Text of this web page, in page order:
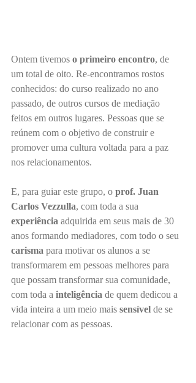
Ontem tivemos o primeiro encontro, de
um total de oito. Re-encontramos rostos
conhecidos: do curso realizado no ano
passado, de outros cursos de mediação
feitos em outros lugares. Pessoas que se
reúnem com o objetivo de construir e
promover uma cultura voltada para a paz
nos relacionamentos.
E, para guiar este grupo, o prof. Juan
Carlos Vezzulla, com toda a sua
experiência adquirida em seus mais de 30
anos formando mediadores, com todo o seu
carisma para motivar os alunos a se
transformarem em pessoas melhores para
que possam transformar sua comunidade,
com toda a inteligência de quem dedicou a
vida inteira a um meio mais sensível de se
relacionar com as pessoas.